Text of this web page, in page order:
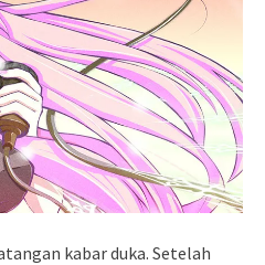
kabar duka. Setelah